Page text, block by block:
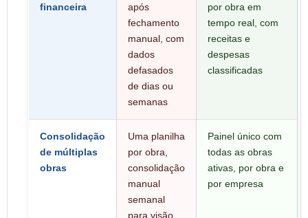
financeira
após
fechamento
manual, com
dados
defasados
de dias ou
semanas
por obra em
tempo real, com
receitas e
despesas
classificadas
Consolidação
de múltiplas
obras
Uma planilha
por obra,
consolidação
manual
semanal
para visão
Painel único com
todas as obras
ativas, por obra e
por empresa